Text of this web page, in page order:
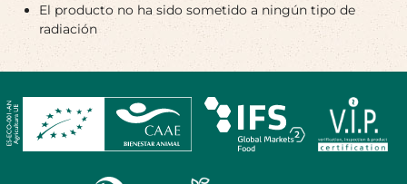
El producto no ha sido sometido a ningún tipo de
radiación